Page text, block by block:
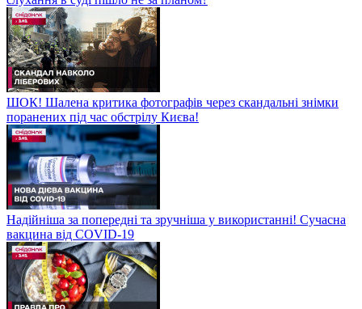
ШОК! Шалена критика фотографів через скандальні знімки
поранених під час обстрілу Києва!
Надійніша за попередні та зручніша у використанні! Сучасна
вакцина від COVID-19